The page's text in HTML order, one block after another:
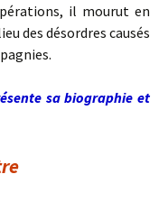
il mourut en
des désordres causés
sa biographie et